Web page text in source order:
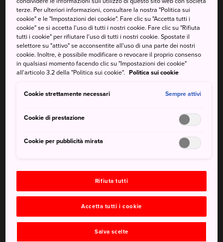
suo ambiente rurale offre un'oasi di pace dall'animata città
sottostante.
Come arrivare
Il Jakkoin si trova a nord di Kyoto ed è raggiungibile in
treno dallastazione di Kyoto
e poi in autobus e a piedi o
linea Keihan fino alla stazione di Demachiyanagi. Quindi,
minuti. Da lì, dovrai camminare circa 15 minuti in direzione
terze. Per ulteriori informazioni, consultare la nostra "Politica sui
cookie" e le "Impostazioni dei cookie". Fare clic su "Accetta tutti i
cookie" se si accetta l'uso di tutti i nostri cookie. Fare clic su "Rifiuta
tutti i cookie" per rifiutare l'uso di tutti i nostri cookie. Spostate il
selettore su "attivo" se acconsentite all'uso di una parte dei nostri
cookie. Inoltre, è possibile modificare o revocare il proprio consenso
in qualsiasi momento facendo clic su "Impostazioni dei cookie"
all'articolo 3.2 della "Politica sui cookie". Politica sui cookie
Cookie strettamente necessari Sempre attivi
Cookie di prestazione
Cookie per pubblicità mirata
Rifiuta tutti
Accetta tutti i cookie
Salva scelte